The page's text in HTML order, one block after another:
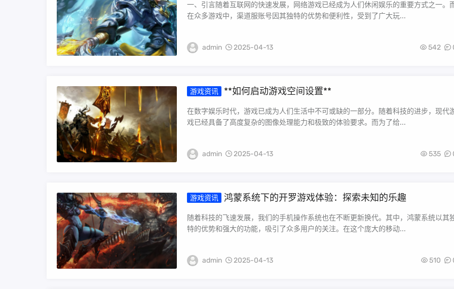
一、引言随着互联网的快速发展，网络游戏已经成为人们休闲娱乐的重要方式之一。
在众多游戏中，渠道服账号因其独特的优势和便利性，受到了广大玩...
admin 2025-04-13 542
游戏资讯 **如何启动游戏空间设置**
在数字娱乐时代，游戏已成为人们生活中不可或缺的一部分。随着科技的进步，现代
戏已经具备了高度复杂的图像处理能力和极致的体验要求。而为了给...
admin 2025-04-13 535
游戏资讯 鸿蒙系统下的开罗游戏体验：探索未知的乐趣
随着科技的飞速发展，我们的手机操作系统也在不断更新换代。其中，鸿蒙系统以其
特的优势和强大的功能，吸引了众多用户的关注。在这个庞大的移动...
admin 2025-04-13 510